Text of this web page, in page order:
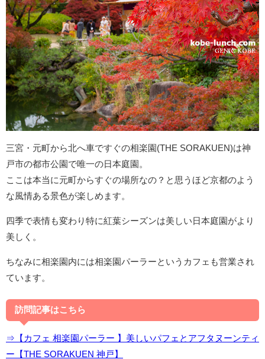
三宮・元町から北へ車ですぐの相楽園(THE SORAKUEN)は神
戸市の都市公園で唯一の日本庭園。
ここは本当に元町からすぐの場所なの？と思うほど京都のよう
な風情ある景色が楽しめます。
四季で表情も変わり特に紅葉シーズンは美しい日本庭園がより
美しく。
ちなみに相楽園内には相楽園パーラーというカフェも営業され
ています。
訪問記事はこちら
⇒【カフェ 相楽園パーラー 】美しいパフェとアフタヌーンティ
ー【THE SORAKUEN 神戸】